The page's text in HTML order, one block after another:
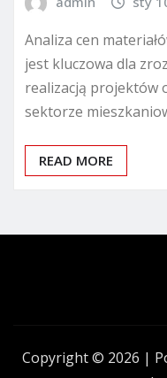
Analiza cen
jest kluczowa dla
realizacją projektów
sektorze
READ MORE
Copyright © 2026 |